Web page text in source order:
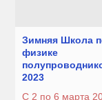
Зимняя Школа
физике
2023
C 2 по 6 марта